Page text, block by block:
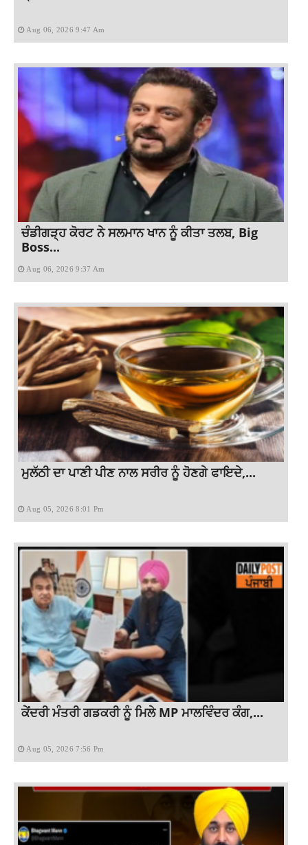
Aug 06, 2026 9:47 Am
ਚੰਡੀਗੜ੍ਹ ਕੋਰਟ ਨੇ ਸਲਮਾਨ ਖਾਨ ਨੂੰ ਕੀਤਾ ਤਲਬ, Big
Boss...
Aug 06, 2026 9:37 Am
ਮੁਲੱਠੀ ਦਾ ਪਾਣੀ ਪੀਣ ਨਾਲ ਸਰੀਰ ਨੂੰ ਹੋਣਗੇ ਫਾਇਦੇ,...
Aug 05, 2026 8:01 Pm
ਕੇਂਦਰੀ ਮੰਤਰੀ ਗਡਕਰੀ ਨੂੰ ਮਿਲੇ MP ਮਾਲਵਿੰਦਰ ਕੰਗ,...
Aug 05, 2026 7:56 Pm